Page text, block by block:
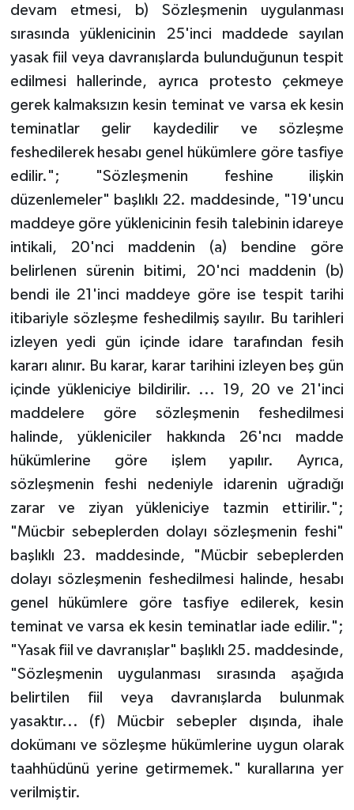
devam etmesi, b) Sözleşmenin uygulanması
sırasında yüklenicinin 25'inci maddede sayılan
yasak fiil veya davranışlarda bulunduğunun tespit
edilmesi hallerinde, ayrıca protesto çekmeye
gerek kalmaksızın kesin teminat ve varsa ek kesin
teminatlar gelir kaydedilir ve sözleşme
feshedilerek hesabı genel hükümlere göre tasfiye
edilir."; "Sözleşmenin feshine ilişkin
düzenlemeler" başlıklı 22. maddesinde, "19'uncu
maddeye göre yüklenicinin fesih talebinin idareye
intikali, 20'nci maddenin (a) bendine göre
belirlenen sürenin bitimi, 20'nci maddenin (b)
bendi ile 21'inci maddeye göre ise tespit tarihi
itibariyle sözleşme feshedilmiş sayılır. Bu tarihleri
izleyen yedi gün içinde idare tarafından fesih
kararı alınır. Bu karar, karar tarihini izleyen beş gün
içinde yükleniciye bildirilir. ... 19, 20 ve 21'inci
maddelere göre sözleşmenin feshedilmesi
halinde, yükleniciler hakkında 26'ncı madde
hükümlerine göre işlem yapılır. Ayrıca,
sözleşmenin feshi nedeniyle idarenin uğradığı
zarar ve ziyan yükleniciye tazmin ettirilir.";
"Mücbir sebeplerden dolayı sözleşmenin feshi"
başlıklı 23. maddesinde, "Mücbir sebeplerden
dolayı sözleşmenin feshedilmesi halinde, hesabı
genel hükümlere göre tasfiye edilerek, kesin
teminat ve varsa ek kesin teminatlar iade edilir.";
"Yasak fiil ve davranışlar" başlıklı 25. maddesinde,
"Sözleşmenin uygulanması sırasında aşağıda
belirtilen fiil veya davranışlarda bulunmak
yasaktır... (f) Mücbir sebepler dışında, ihale
dokümanı ve sözleşme hükümlerine uygun olarak
taahhüdünü yerine getirmemek." kurallarına yer
verilmiştir.